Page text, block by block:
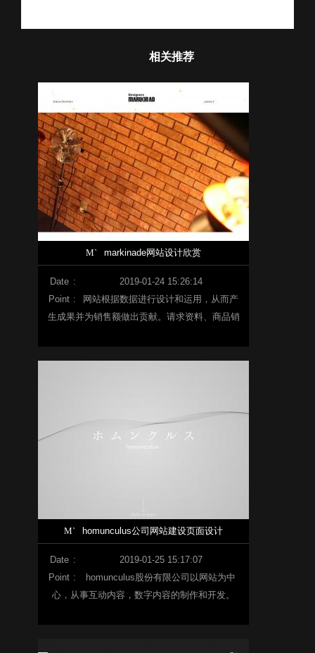
相关推荐
M` markinade网站设计欣赏
Date :
2019-01-24 15:26:14
Point :
网站根据数据进行设计和运用，从而产
生成果并为销售额做出贡献。请求资料、商品销
M` homunculus公司网站建设页面设计
Date :
2019-01-25 15:17:07
Point :
homunculus股份有限公司以网站为中
心，从事互动内容，数字内容的制作和开发。